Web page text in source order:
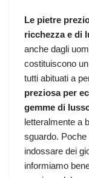
Le pietre
ricchezza e di
anche dagli
costituiscono
tutti abituati a
preziosa per
gemme di
letteralmente a
sguardo.
indossare dei
informiamo